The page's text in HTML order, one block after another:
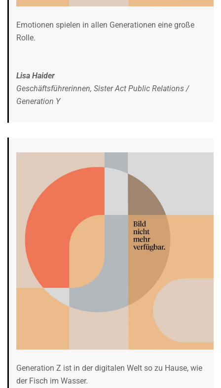
Emotionen spielen in allen Generationen eine große
Rolle.
Lisa Haider
Geschäftsführerinnen, Sister Act Public Relations /
Generation Y
Generation Z ist in der digitalen Welt so zu Hause, wie
der Fisch im Wasser.